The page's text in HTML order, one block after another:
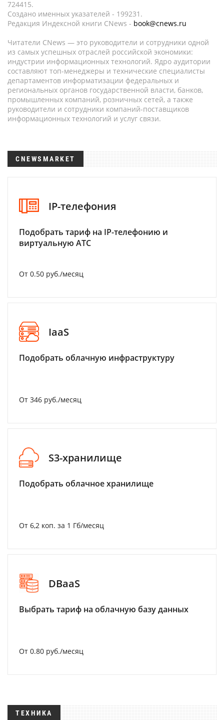
724415.
Создано именных указателей - 199231.
Редакция Индексной книги CNews - book@cnews.ru
Читатели CNews — это руководители и сотрудники одной
из самых успешных отраслей российской экономики:
индустрии информационных технологий. Ядро аудитории
составляют топ-менеджеры и технические специалисты
департаментов информатизации федеральных и
региональных органов государственной власти, банков,
промышленных компаний, розничных сетей, а также
руководители и сотрудники компаний-поставщиков
информационных технологий и услуг связи.
CNEWSMARKET
IP-телефония
Подобрать тариф на IP-телефонию и
виртуальную АТС
От 0.50 руб./месяц
IaaS
Подобрать облачную инфраструктуру
От 346 руб./месяц
S3-хранилище
Подобрать облачное хранилище
От 6,2 коп. за 1 Гб/месяц
DBaaS
Выбрать тариф на облачную базу данных
От 0.80 руб./месяц
ТЕХНИКА